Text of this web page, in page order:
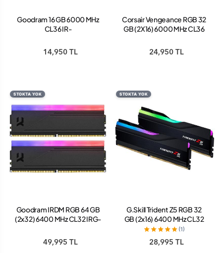
Goodram 16 GB 6000 MHz
CL36 IR-
Ram
14,950 TL
Corsair Vengeance RGB 32
GB (2X16) 6000 MHz CL36
DDR5 Ram
24,950 TL
STOKTA YOK
Goodram IRDM RGB 64 GB
(2x32) 6400 MHz CL32 IRG-
Ram
49,995 TL
STOKTA YOK
G.Skill Trident Z5 RGB 32
GB (2x16) 6400 MHz CL32
F5-6400J3239G16GX2-
TZ5RK DDR5 Ram
(1)
28,995 TL